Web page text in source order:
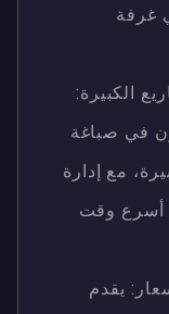
غرفة
الكبيرة:
في صباغة
مع إدارة
أسرع وقت
يقدم